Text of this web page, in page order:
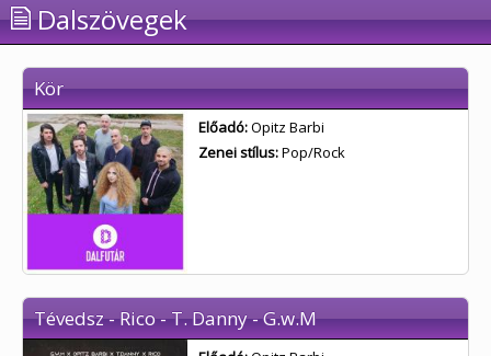
Dalszövegek
Kör
Előadó:Opitz Barbi
Zenei stílus:Pop/Rock
Tévedsz - Rico - T. Danny - G.w.M